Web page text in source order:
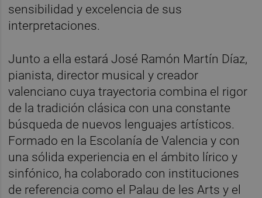
sensibilidad y excelencia de sus
interpretaciones.
Junto a ella estará José Ramón Martín Díaz,
pianista, director musical y creador
valenciano cuya trayectoria combina el rigor
de la tradición clásica con una constante
búsqueda de nuevos lenguajes artísticos.
Formado en la Escolanía de Valencia y con
una sólida experiencia en el ámbito lírico y
sinfónico, ha colaborado con instituciones
de referencia como el Palau de les Arts y el